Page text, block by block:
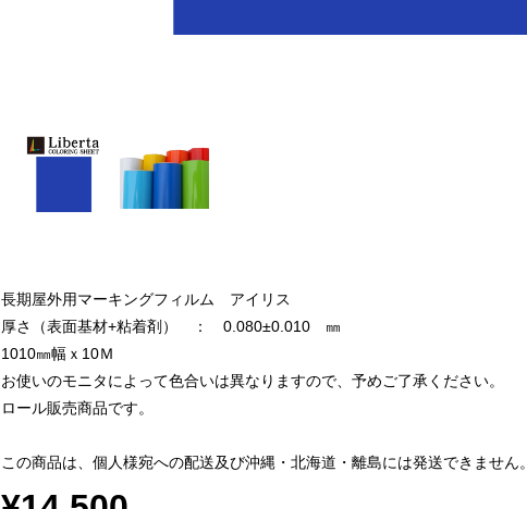
長期屋外用マーキングフィルム アイリス
厚さ（表面基材+粘着剤） ： 0.080±0.010 ㎜
1010㎜幅ｘ10Ｍ
お使いのモニタによって色合いは異なりますので、予めご了承ください。
ロール販売商品です。
この商品は、個人様宛への配送及び沖縄・北海道・離島には発送できません。